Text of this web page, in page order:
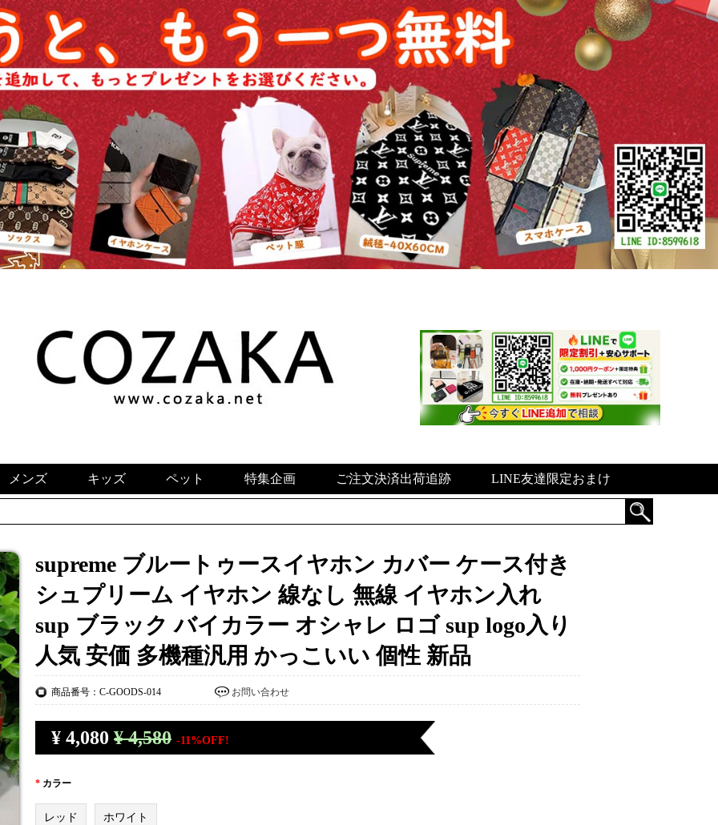
メンズ キッズ ペット 特集企画 ご注文決済出荷追跡 LINE友達限定おまけ
supreme ブルートゥースイヤホン カバー ケース付き
シュプリーム イヤホン 線なし 無線 イヤホン入れ
sup ブラック バイカラー オシャレ ロゴ sup logo入り
人気 安価 多機種汎用 かっこいい 個性 新品
商品番号：C-GOODS-014 お問い合わせ
¥ 4,080 ¥ 4,580 -11%OFF!
* カラー
レッド ホワイト